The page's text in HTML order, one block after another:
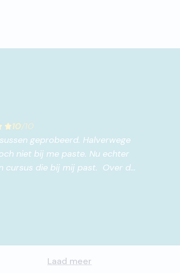
10/10
geprobeerd. Halverwege
niet bij me paste. Nu echter
cursus die bij mij past. Over de
Laad meer